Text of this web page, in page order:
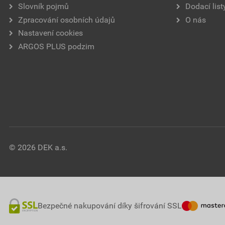
Slovník pojmů
Zpracování osobních údajů
Nastavení cookies
ARGOS PLUS podzim
Dodací
O nás
© 2026 DEK a.s.
Bezpečné nakupování díky šifrování SSL